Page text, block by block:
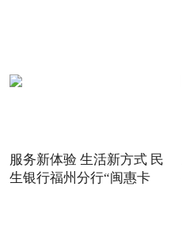
服务新体验 生活新方式 民
生银行福州分行“闽惠卡